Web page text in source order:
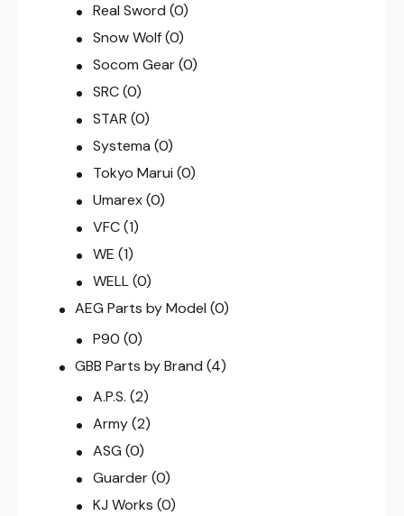
Real Sword (0)
Snow Wolf (0)
Socom Gear (0)
SRC (0)
STAR (0)
Systema (0)
Tokyo Marui (0)
Umarex (0)
VFC (1)
WE (1)
WELL (0)
AEG Parts by Model (0)
P90 (0)
GBB Parts by Brand (4)
A.P.S. (2)
Army (2)
ASG (0)
Guarder (0)
KJ Works (0)